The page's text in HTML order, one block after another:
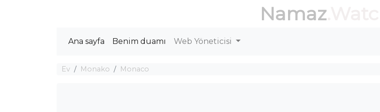
Namaz.Watch
Ana sayfa Benim duamı Web Yöneticisi
Ev Monako Monaco